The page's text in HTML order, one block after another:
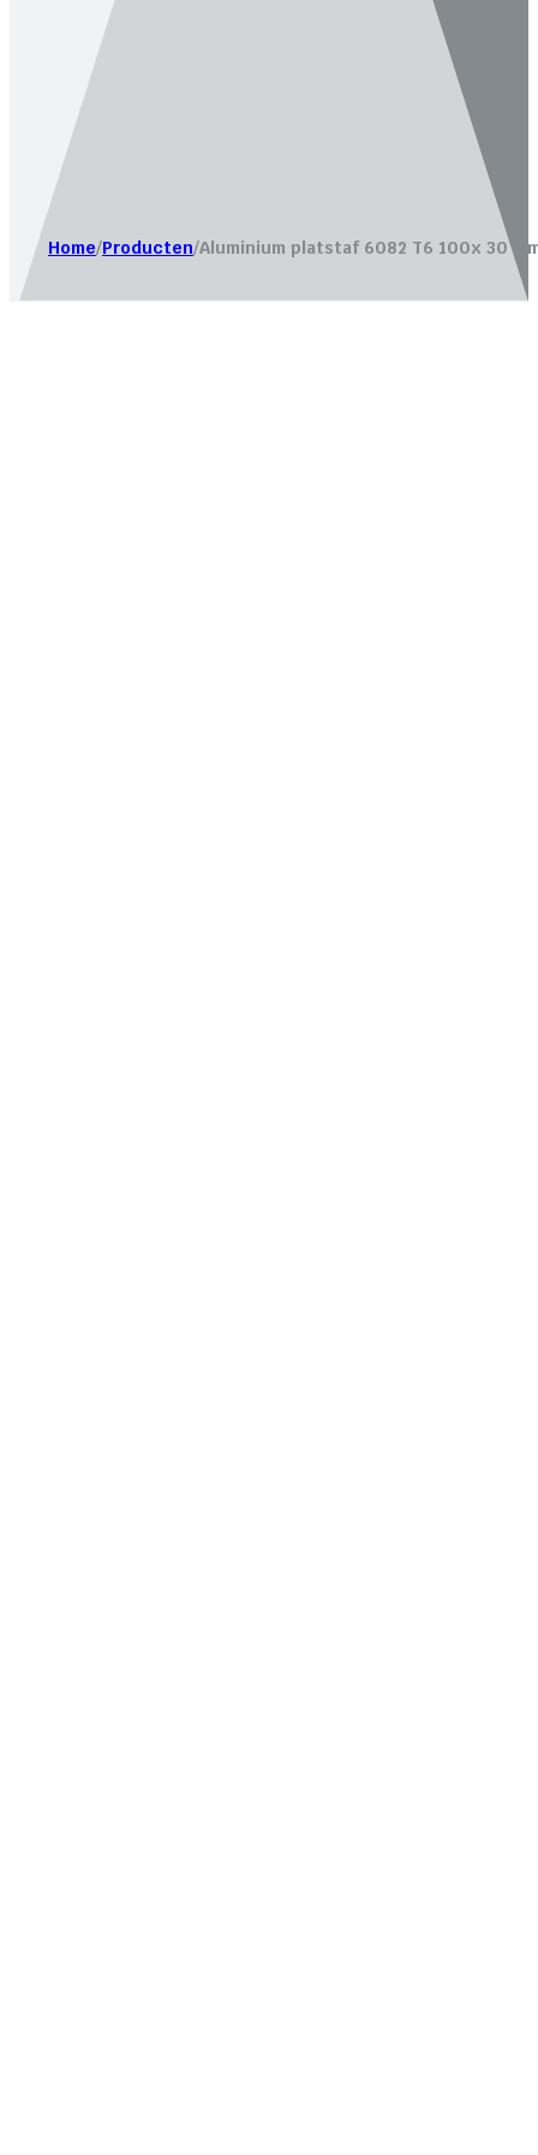
Website laten maken door Bureau Magneet – Online
Home/Producten/Aluminium platstaf 6082 T6 100x 30